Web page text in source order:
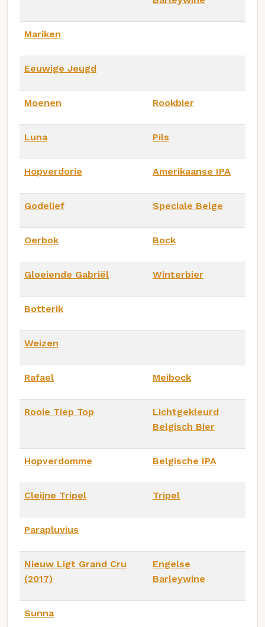
Mariken
Eeuwige Jeugd
Moenen Rookbier
Luna Pils
Hopverdorie Amerikaanse IPA
Godelief Speciale Belge
Oerbok Bock
Gloeiende Gabriël Winterbier
Botterik
Weizen
Rafael Meibock
Rooie Tiep Top
Lichtgekleurd
Belgisch Bier
Hopverdomme Belgische IPA
Cleijne Tripel Tripel
Parapluvius
Nieuw Ligt Grand Cru
(2017)
Engelse
Barleywine
Sunna